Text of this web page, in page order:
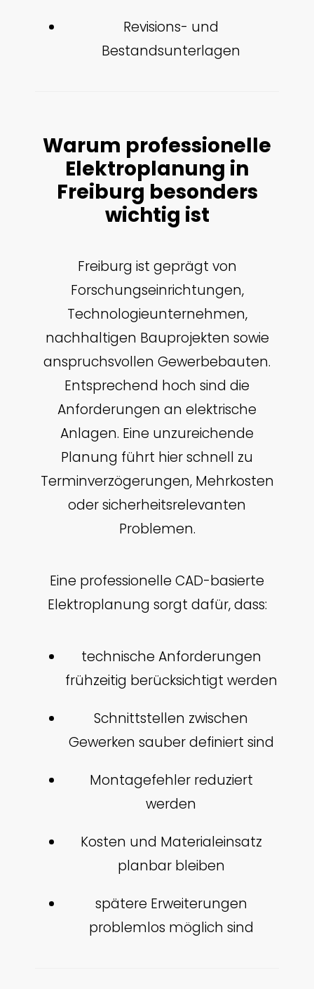
Revisions- und
Bestandsunterlagen
Warum professionelle
Elektroplanung in
Freiburg besonders
wichtig ist
Freiburg ist geprägt von
Forschungseinrichtungen,
Technologieunternehmen,
nachhaltigen Bauprojekten sowie
anspruchsvollen Gewerbebauten.
Entsprechend hoch sind die
Anforderungen an elektrische
Anlagen. Eine unzureichende
Planung führt hier schnell zu
Terminverzögerungen, Mehrkosten
oder sicherheitsrelevanten
Problemen.
Eine professionelle CAD-basierte
Elektroplanung sorgt dafür, dass:
technische Anforderungen
frühzeitig berücksichtigt werden
Schnittstellen zwischen
Gewerken sauber definiert sind
Montagefehler reduziert
werden
Kosten und Materialeinsatz
planbar bleiben
spätere Erweiterungen
problemlos möglich sind